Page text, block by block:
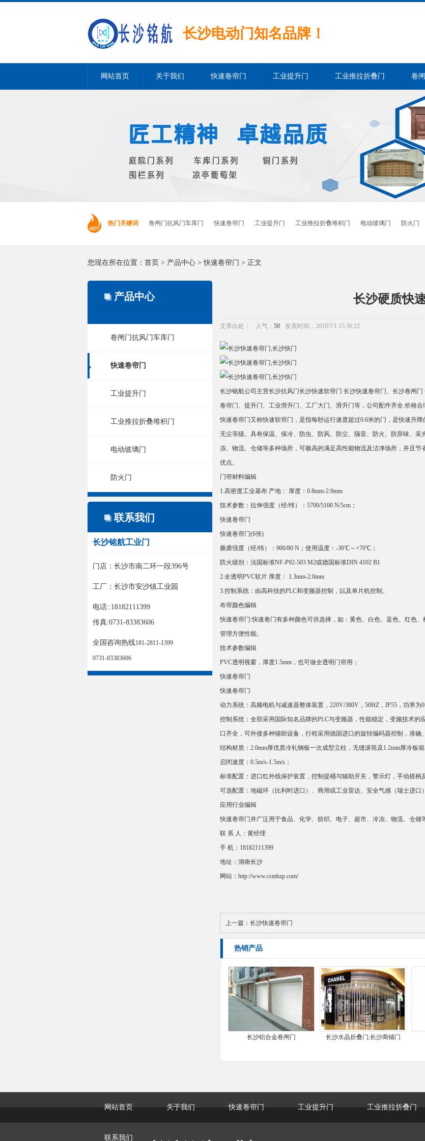
长沙电动门知名品牌！
网站首页 关于我们 快速卷帘门 工业提升门 工业推拉折叠门 卷
热门关键词 卷闸门抗风门车库门 快速卷帘门 工业提升门 工业推拉折叠堆积门 电动玻璃门 防火门
您现在所在位置： 首页 > 产品中心 >快速卷帘门 > 正文
产品中心
卷闸门抗风门车库门
快速卷帘门
工业提升门
工业推拉折叠堆积门
电动玻璃门
防火门
联系我们
长沙铭航工业门
门店：长沙市南二环一段396号
工厂：长沙市安沙镇工业园
电话::18182111399
传真:0731-83383606
全国咨询热线181-2811-1399
0731-83383606
长沙硬质快
文章出处： 人气： 50 发表时间：2019/7/1 15:36:22
长沙铭航公司主营长沙抗风门长沙快速软帘门 长沙快速卷帘门、长沙卷闸
卷帘门、提升门、工业滑升门、工厂大门、滑升门等，公司配件齐全.价格合
快速卷帘门又称快速软帘门，是指每秒运行速度超过0.6米的门，是快速升
无尘等级。具有保温、保冷、防虫、防风、防尘、隔音、防火、防异味、
冻、物流、仓储等多种场所，可极高的满足高性能物流及洁净场所，并且
优点。
门帘材料编辑
1.高密度工业基布 产地： 厚度：0.8mm-2.0mm
技术参数：拉伸强度（经/纬）：5700/5100 N/5cm；
快速卷帘门
快速卷帘门(6张)
撕袭强度（经/纬）：900/80 N；使用温度：-30℃～+70℃；
防火级别：法国标准NF-P92-503 M2或德国标准DIN 4102 B1
2.全透明PVC软片 厚度： 1.3mm-2.0mm
3.控制系统：由高科技的PLC和变频器控制，以及单片机控制。
布帘颜色编辑
快速卷帘门:快速卷门有多种颜色可供选择，如：黄色、白色、蓝色、红色
管理方便性能。
技术参数编辑
PVC透明视窗，厚度1.5mm，也可做全透明门帘用；
快速卷帘门
快速卷帘门
动力系统：高频电机与减速器整体装置，220V/380V，50HZ，IP55，功率为
控制系统：全部采用国际知名品牌的PLC与变频器，性能稳定，变频技术
口齐全，可外接多种辅助设备，行程采用德国进口的旋转编码器控制，准确
结构材质：2.0mm厚优质冷轧钢板一次成型立柱，无缝滚筒及1.2mm厚冷板
启闭速度：0.5m/s-1.5m/s；
标准配置：进口红外线保护装置，控制提桶与辅助开关，警示灯，手动摇柄
可选配置：地磁环（比利时进口）、商用或工业雷达、安全气感（瑞士进口
应用行业编辑
快速卷帘门并广泛用于食品、化学、纺织、电子、超市、冷冻、物流、仓储
联 系 人：黄经理
手 机：18182111399
地址：湖南长沙
网站：http://www.csmhzp.com/
上一篇： 长沙快速卷帘门
热销产品
长沙铝合金卷闸门 长沙水晶折叠门,长沙商铺门
网站首页 关于我们 快速卷帘门 工业提升门 工业推拉折叠门
联系我们